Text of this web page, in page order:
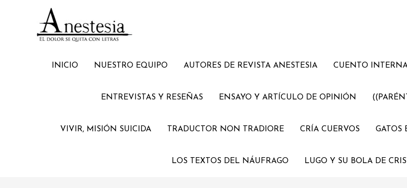
INICIO NUESTRO EQUIPO AUTORES DE REVISTA ANESTESIA CUENTO
ENTREVISTAS Y RESEÑAS ENSAYO Y ARTÍCULO DE OPINIÓN
VIVIR, MISIÓN SUICIDA TRADUCTOR NON TRADIORE CRÍA CUERVOS GATOS
LOS TEXTOS DEL NÁUFRAGO LUGO Y SU BOLA DE